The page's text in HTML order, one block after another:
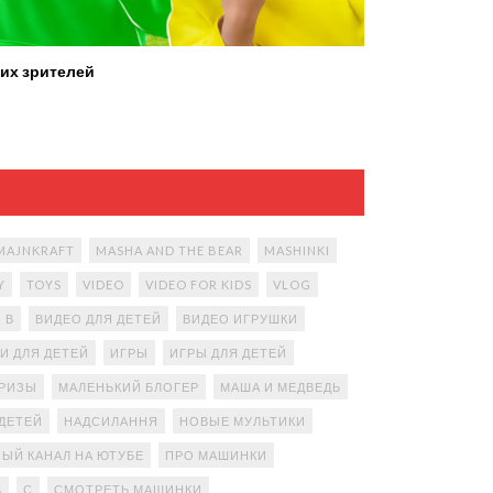
зрителей
MASHA AND THE BEAR MASHINKI
TOYS VIDEO VIDEO FOR KIDS VLOG
В ВИДЕО ДЛЯ ДЕТЕЙ ВИДЕО ИГРУШКИ
ДЛЯ ДЕТЕЙ ИГРЫ ИГРЫ ДЛЯ ДЕТЕЙ
МАЛЕНЬКИЙ БЛОГЕР МАША И МЕДВЕДЬ
НАДСИЛАННЯ НОВЫЕ МУЛЬТИКИ
КАНАЛ НА ЮТУБЕ ПРО МАШИНКИ
С СМОТРЕТЬ МАШИНКИ